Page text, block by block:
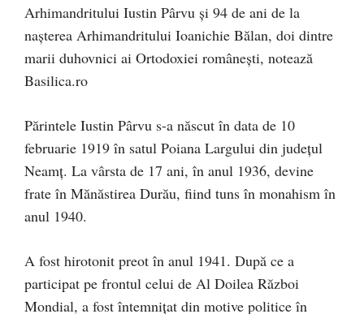
Arhimandritului Iustin Pârvu și 94 de ani de la
nașterea Arhimandritului Ioanichie Bălan, doi dintre
marii duhovnici ai Ortodoxiei românești, notează
Basilica.ro
Părintele Iustin Pârvu s-a născut în data de 10
februarie 1919 în satul Poiana Largului din județul
Neamț. La vârsta de 17 ani, în anul 1936, devine
frate în Mănăstirea Durău, fiind tuns în monahism în
anul 1940.
A fost hirotonit preot în anul 1941. După ce a
participat pe frontul celui de Al Doilea Război
Mondial, a fost întemnițat din motive politice în